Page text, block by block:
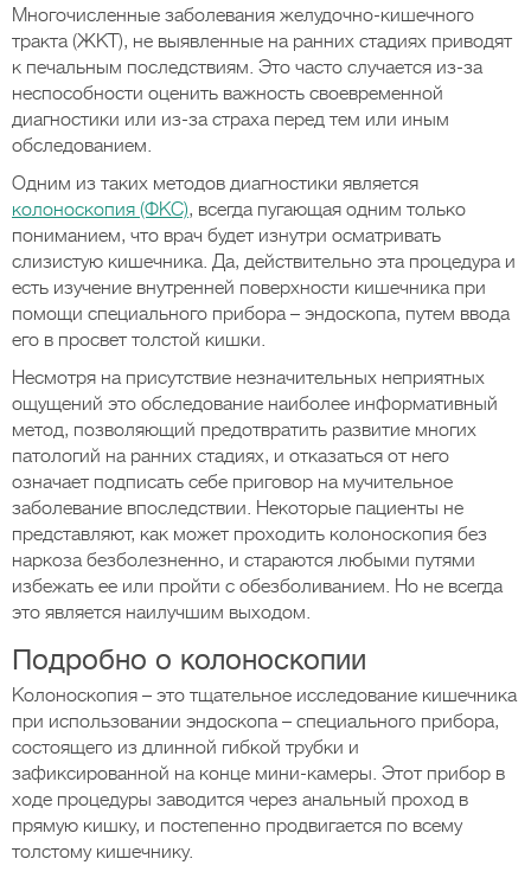
Многочисленные заболевания желудочно-кишечного
тракта (ЖКТ), не выявленные на ранних стадиях приводят
к печальным последствиям. Это часто случается из-за
неспособности оценить важность своевременной
диагностики или из-за страха перед тем или иным
обследованием.
Одним из таких методов диагностики является
колоноскопия (ФКС), всегда пугающая одним только
пониманием, что врач будет изнутри осматривать
слизистую кишечника. Да, действительно эта процедура и
есть изучение внутренней поверхности кишечника при
помощи специального прибора – эндоскопа, путем ввода
его в просвет толстой кишки.
Несмотря на присутствие незначительных неприятных
ощущений это обследование наиболее информативный
метод, позволяющий предотвратить развитие многих
патологий на ранних стадиях, и отказаться от него
означает подписать себе приговор на мучительное
заболевание впоследствии. Некоторые пациенты не
представляют, как может проходить колоноскопия без
наркоза безболезненно, и стараются любыми путями
избежать ее или пройти с обезболиванием. Но не всегда
это является наилучшим выходом.
Подробно о колоноскопии
Колоноскопия – это тщательное исследование кишечника
при использовании эндоскопа – специального прибора,
состоящего из длинной гибкой трубки и
зафиксированной на конце мини-камеры. Этот прибор в
ходе процедуры заводится через анальный проход в
прямую кишку, и постепенно продвигается по всему
толстому кишечнику.